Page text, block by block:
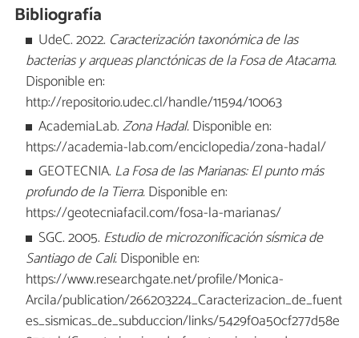
Bibliografía
UdeC. 2022. Caracterización taxonómica de las
bacterias y arqueas planctónicas de la Fosa de Atacama.
Disponible en:
http://repositorio.udec.cl/handle/11594/10063
AcademiaLab.Zona Hadal.Disponible en:
https://academia-lab.com/enciclopedia/zona-hadal/
GEOTECNIA. La Fosa de las Marianas: El punto más
profundo de la Tierra.Disponible en:
https://geotecniafacil.com/fosa-la-marianas/
SGC. 2005. Estudio de microzonificación sísmica de
Santiago de Cali.Disponible en:
https://www.researchgate.net/profile/Monica-
Arcila/publication/266203224_Caracterizacion_de_fuent
es_sismicas_de_subduccion/links/5429f0a50cf277d58e